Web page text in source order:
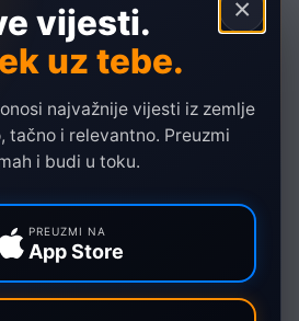
×
vijesti.
uz tebe.
najvažnije vijesti iz zemlje
tačno i relevantno. Preuzmi
i budi u toku.
PREUZMI NA
App Store